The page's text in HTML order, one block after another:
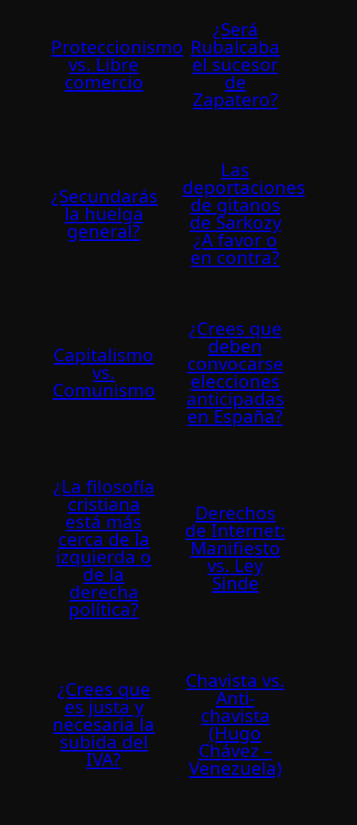
Proteccionismo
vs. Libre
comercio
¿Será
Rubalcaba
el sucesor
de
Zapatero?
¿Secundarás
la huelga
general?
Las
deportaciones
de gitanos
de Sarkozy
¿A favor o
en contra?
Capitalismo
vs.
Comunismo
¿Crees que
deben
convocarse
elecciones
anticipadas
en España?
¿La filosofía
cristiana
está más
cerca de la
izquierda o
de la
derecha
política?
Derechos
de Internet:
Manifiesto
vs. Ley
Sinde
¿Crees que
es justa y
necesaria la
subida del
IVA?
Chavista vs.
Anti-
chavista
(Hugo
Chávez –
Venezuela)